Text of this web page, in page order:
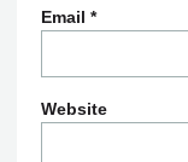
Email *
Website